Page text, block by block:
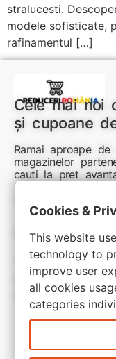
stralucesti.
modele sofisticate,
rafinamentul […]
Cele mai noi
și cupoane
Ramai aproape
magazinelor
cauti la pret
Sunteti aici pentru
inspirate
Link-uri utile:
Termeni si conditii
Politica de
Politica de cookie
Cookies &
This website
technology to
improve user
all cookies
categories